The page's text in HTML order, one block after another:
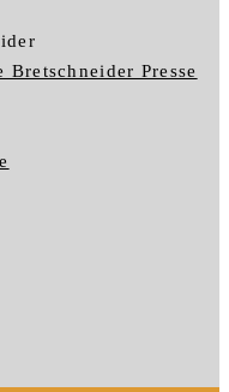
Bretschneider Presse